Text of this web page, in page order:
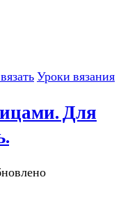
Уроки вязания
Для